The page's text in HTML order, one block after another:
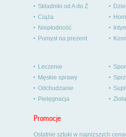
Składniki od A do Ż
Ciąża
Niepłodność
Pomysł na prezent
Leczenie
Męskie sprawy
Odchudzanie
Pielęgnacja
Zioła
Promocje
Ostatnie sztuki w najniższych